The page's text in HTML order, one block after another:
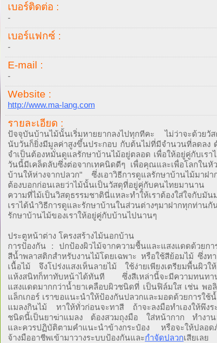
เบอร์ติดต่อ :
-
เบอร์แฟกซ์ :
-
E-mail :
-
Website :
http://www.ma-lang.com
รายละเอียด :
ปัจจุบันบ้านไม้นั้นเริ่มหายยากลงไปทุกทีคะ ไม่ว่าจะด้วยวั
นับวันก็ยิ่งมีมูลค่าสูงขึ้นประกอบ กับต้นไม่ที่มีจำนวนที่ลดลง
จำเป็นต้องหมั่นดูแลรักษาบ้านไม้อยู่ตลอด เพื่อให้อยู่คู่กับเรา
วันนี้มีเคล็ดลับซึ่งต่อจากเทคนิดดีๆ เพื่อคุณและเพื่อโลกในหั
บ้านให้ห่างจากปลวก" ซึ่งเอาวิธีการดูแลรักษาบ้านไม้มาฝ
ต้องบอกก่อนเลยว่าไม้นั้นเป็นวัสดุที่อยู่คู่กับคนไทยมาน
ความที่ไม้เป็นวิสดุธรรมชาตินี่แหละทำให้เราต้องใส่ใจกับมั
เราได้นำวิธีการดูและรักษาบ้านในส่วนต่างๆมาฝากทุกท่านกั
รักษาบ้านไม้ของเราให้อยู่คู่กับบ้านไปนานๆ
ประตูหน้าต่าง โครงสร้างไม้นอกบ้าน
การป้องกัน : ปกป้องผิวไม้จากความชื้นและแสงแดดด้วยก
สีน้ำพลาสติกสำหรับงานไม้โดยเฉพาะ หรือใช้สีย้อมไม้ ซึ่งท
เนื้อไม้ จึงโปร่งแสงเห็นลายไม้ ใช้ง่ายเพียงเตรียมพื้นผิวใ
แห้งสนิทก็ทาทับหน้าได้ทันที ซึ่งสีเหล่านี้จะมีความทนทา
แสงแดดมากกว่าน้ำยาเคลือบผิวชนิดที่ เป็นฟิล์มใส เช่น พอ
แล็กเกอร์ เราขอแนะนำให้ป้องกันปลวกและมอดด้วยการใช้
แมลงกินไม้ ทาให้ทั่วก่อนจะทาสี ถ้าจะลงมือทำเองให้พึงร
ชนิดนี้เป็นยาฆ่าแมลง ต้องสวมถุงมือ ใส่หน้ากาก ทำงาน
และควรปฏิบัติตามคำแนะนำข้างกระป๋อง หรือจะให้ปลอด
จ้างมืออาชีพเข้ามาวางระบบป้องกันและกำจัดปลวกเสียเลย